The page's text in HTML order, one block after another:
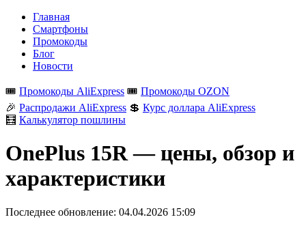
Главная
Смартфоны
Промокоды
Блог
Новости
🎟️ Промокоды AliExpress 🎟️ Промокоды OZON
🎉 Распродажи AliExpress 💲 Курс доллара AliExpress
🧮 Калькулятор пошлины
OnePlus 15R — цены, обзор и
характеристики
Последнее обновление: 04.04.2026 15:09